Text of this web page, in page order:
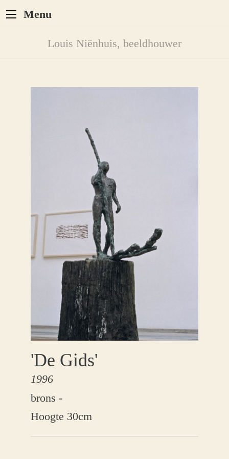
Menu
Louis Niënhuis, beeldhouwer
'De Gids'
1996
brons -
Hoogte 30cm